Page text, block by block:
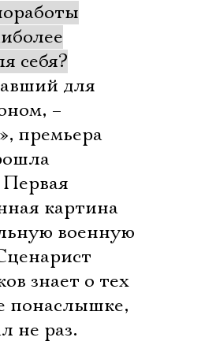
себя?
для
–
премьера
Первая
картина
военную
знает о тех
понаслышке,
не раз.